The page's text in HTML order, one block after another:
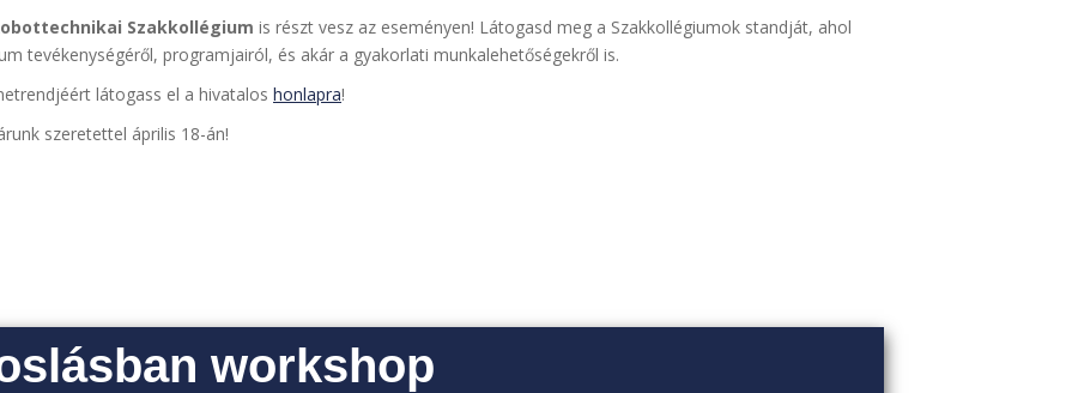
Szakkollégium is részt vesz az eseményen! Látogasd meg a Szakkollégiumok standját, ahol
tevékenységéről, programjairól, és akár a gyakorlati munkalehetőségekről is.
látogass el a hivatalos honlapra!
szeretettel április 18-án!
workshop